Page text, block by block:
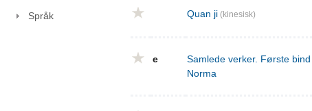
Språk Quan ji (kinesisk)
e
Samlede verker. Første
Norma